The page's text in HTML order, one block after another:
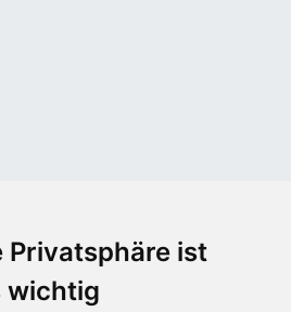
Privatsphäre ist
wichtig